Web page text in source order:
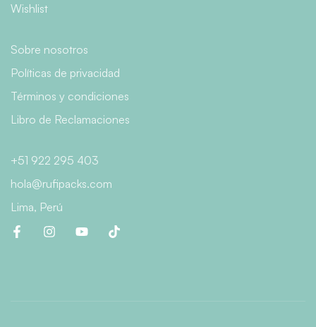
Wishlist
Sobre nosotros
Políticas de privacidad
Términos y condiciones
Libro de Reclamaciones
+51 922 295 403
hola@rufipacks.com
Lima, Perú